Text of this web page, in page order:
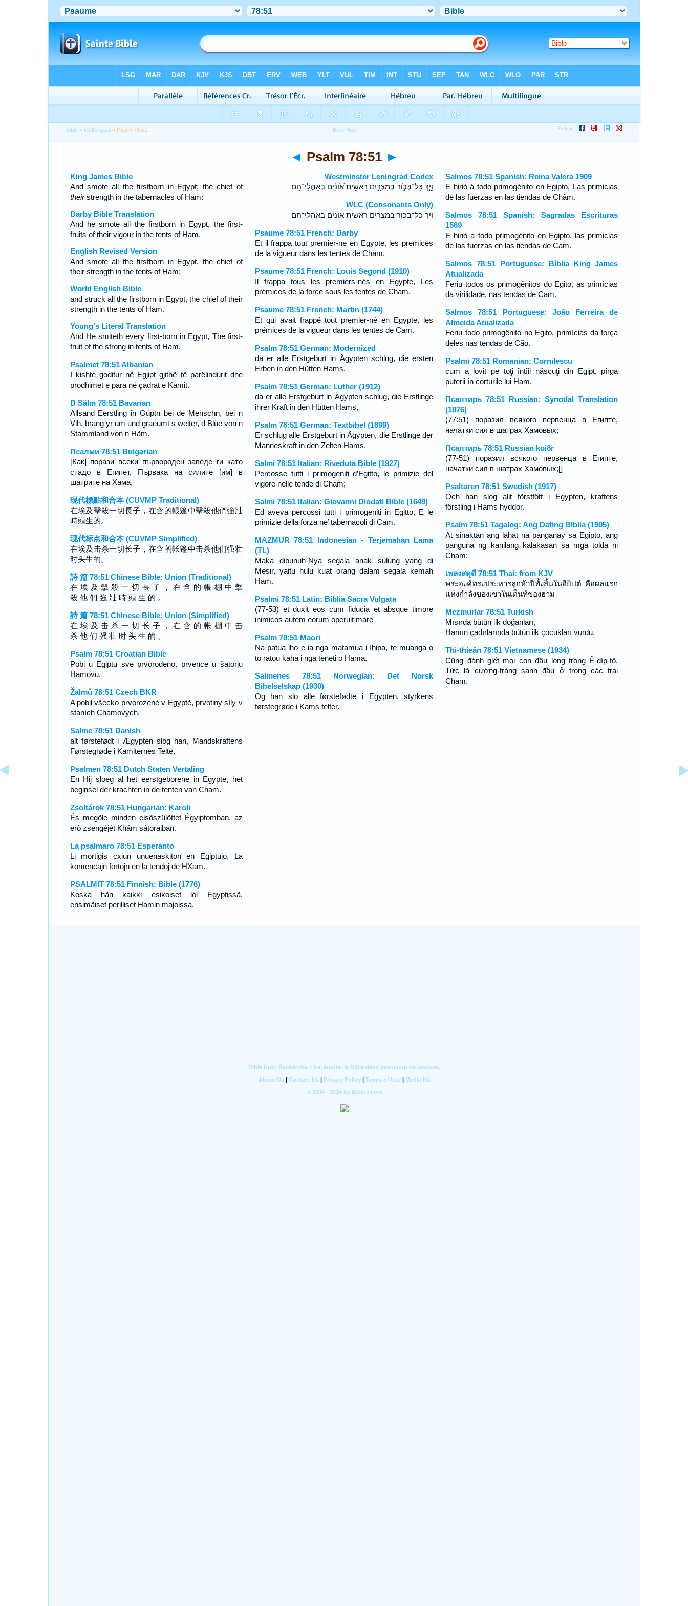
Bible > Multilingual > Psalm 78:51
◄ Psalm 78:51 ►
King James Bible
And smote all the firstborn in Egypt; the chief of
theirstrength in the tabernacles of Ham:
Darby Bible Translation
And he smote all the firstborn in Egypt, the first-
fruits of their vigour in the tents of Ham.
English Revised Version
And smote all the firstborn in Egypt, the chief of
their strength in the tents of Ham:
World English Bible
and struck all the firstborn in Egypt, the chief of their
strength in the tents of Ham.
Young's Literal Translation
And He smiteth every first-born in Egypt, The first-
fruit of the strong in tents of Ham.
Psalmet 78:51 Albanian
I kishte goditur në Egjipt gjithë të parëlindurit dhe
prodhimet e para në çadrat e Kamit.
D Sälm 78:51 Bavarian
Allsand Eerstling in Güptn bei de Menschn, bei n
Vih, brang yr um und graeumt s weiter, d Blüe von n
Stammland von n Häm.
Псалми 78:51 Bulgarian
[Как] порази всеки първороден заведе ги като
стадо в Египет, Първака на силите [им] в
шатрите на Хама,
現代標點和合本 (CUVMP Traditional)
在埃及擊殺一切長子，在含的帳篷中擊殺他們強壯
時頭生的。
现代标点和合本 (CUVMP Simplified)
在埃及击杀一切长子，在含的帐篷中击杀他们强壮
时头生的。
詩 篇 78:51 Chinese Bible: Union (Traditional)
在 埃 及 擊 殺 一 切 長 子 ， 在 含 的 帳 棚 中 擊
殺 他 們 強 壯 時 頭 生 的 。
詩 篇 78:51 Chinese Bible: Union (Simplified)
在 埃 及 击 杀 一 切 长 子 ， 在 含 的 帐 棚 中 击
杀 他 们 强 壮 时 头 生 的 。
Psalm 78:51 Croatian Bible
Pobi u Egiptu sve prvorođeno, prvence u šatorju
Hamovu.
Žalmů 78:51 Czech BKR
A pobil všecko prvorozené v Egyptě, prvotiny síly v
staních Chamových.
Salme 78:51 Danish
alt førstefødt i Ægypten slog han, Mandskraftens
Førstegrøde i Kamiternes Telte,
Psalmen 78:51 Dutch Staten Vertaling
En Hij sloeg al het eerstgeborene in Egypte, het
beginsel der krachten in de tenten van Cham.
Zsoltárok 78:51 Hungarian: Karoli
És megöle minden elsõszülöttet Égyiptomban, az
erõ zsengéjét Khám sátoraiban.
La psalmaro 78:51 Esperanto
Li mortigis cxiun unuenaskiton en Egiptujo, La
komencajn fortojn en la tendoj de HXam.
PSALMIT 78:51 Finnish: Bible (1776)
Koska hän kaikki esikoiset löi Egyptissä,
ensimäiset perilliset Hamin majoissa,
Westminster Leningrad Codex
וַיַּ֣ךְ כָּל־בְּכֹ֣ור בְּמִצְרָ֑יִם רֵאשִׁ֥ית אֹ֝ונִ֗ים בְּאָהֳלֵי־חָֽם׃
WLC (Consonants Only)
ויך כל־בכור במצרים ראשית אונים באהלי־חם׃
Psaume 78:51 French: Darby
Et il frappa tout premier-ne en Egypte, les premices
de la vigueur dans les tentes de Cham.
Psaume 78:51 French: Louis Segond (1910)
Il frappa tous les premiers-nés en Egypte, Les
prémices de la force sous les tentes de Cham.
Psaume 78:51 French: Martin (1744)
Et qui avait frappé tout premier-né en Egypte, les
prémices de la vigueur dans les tentes de Cam.
Psalm 78:51 German: Modernized
da er alle Erstgeburt in Ägypten schlug, die ersten
Erben in den Hütten Hams.
Psalm 78:51 German: Luther (1912)
da er alle Erstgeburt in Ägypten schlug, die Erstlinge
ihrer Kraft in den Hütten Hams,
Psalm 78:51 German: Textbibel (1899)
Er schlug alle Erstgeburt in Ägypten, die Erstlinge der
Manneskraft in den Zelten Hams.
Salmi 78:51 Italian: Riveduta Bible (1927)
Percosse tutti i primogeniti d’Egitto, le primizie del
vigore nelle tende di Cham;
Salmi 78:51 Italian: Giovanni Diodati Bible (1649)
Ed aveva percossi tutti i primogeniti in Egitto, E le
primizie della forza ne’ tabernacoli di Cam.
MAZMUR 78:51 Indonesian - Terjemahan Lama
(TL)
Maka dibunuh-Nya segala anak sulung yang di
Mesir, yaitu hulu kuat orang dalam segala kemah
Ham.
Psalmi 78:51 Latin: Biblia Sacra Vulgata
(77-53) et duxit eos cum fiducia et absque timore
inimicos autem eorum operuit mare
Psalm 78:51 Maori
Na patua iho e ia nga matamua i Ihipa, te muanga o
to ratou kaha i nga teneti o Hama.
Salmenes 78:51 Norwegian: Det Norsk
Bibelselskap (1930)
Og han slo alle førstefødte i Egypten, styrkens
førstegrøde i Kams telter.
Salmos 78:51 Spanish: Reina Valera 1909
E hirió á todo primogénito en Egipto, Las primicias
de las fuerzas en las tiendas de Châm.
Salmos 78:51 Spanish: Sagradas Escrituras
1569
E hirió a todo primogénito en Egipto, las primicias
de las fuerzas en las tiendas de Cam.
Salmos 78:51 Portuguese: Bíblia King James
Atualizada
Feriu todos os primogênitos do Egito, as primícias
da virilidade, nas tendas de Cam.
Salmos 78:51 Portuguese: João Ferreira de
Almeida Atualizada
Feriu todo primogênito no Egito, primícias da força
deles nas tendas de Cão.
Psalmi 78:51 Romanian: Cornilescu
cum a lovit pe toţi întîii născuţi din Egipt, pîrga
puterii în corturile lui Ham.
Псалтирь 78:51 Russian: Synodal Translation
(1876)
(77:51) поразил всякого первенца в Египте,
начатки сил в шатрах Хамовых;
Псалтирь 78:51 Russian koi8r
(77-51) поразил всякого первенца в Египте,
начатки сил в шатрах Хамовых;[]
Psaltaren 78:51 Swedish (1917)
Och han slog allt förstfött i Egypten, kraftens
förstling i Hams hyddor.
Psalm 78:51 Tagalog: Ang Dating Biblia (1905)
At sinaktan ang lahat na panganay sa Egipto, ang
panguna ng kanilang kalakasan sa mga tolda ni
Cham:
เพลงสดุดี 78:51 Thai: from KJV
พระองค์ทรงประหารลูกหัวปีทั้งสิ้นในอียิปต์ คือผลแรก
แห่งกำลังของเขาในเต็นท์ของฮาม
Mezmurlar 78:51 Turkish
Mısırda bütün ilk doğanları,
Hamın çadırlarında bütün ilk çocukları vurdu.
Thi-thieân 78:51 Vietnamese (1934)
Cũng đánh giết mọi con đầu lòng trong Ê-díp-tô,
Tức là cường-tráng sanh đầu ở trong các trại
Cham.